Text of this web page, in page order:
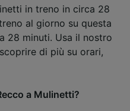
in treno in circa 28
al giorno su questa
28 minuti. Usa il nostro
di più su orari,
a Mulinetti?